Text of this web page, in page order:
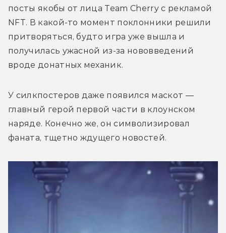
посты якобы от лица Team Cherry с рекламой
NFT. В какой-то момент поклонники решили
притворяться, будто игра уже вышла и
получилась ужасной из-за нововведений
вроде донатных механик.
У силкпостеров даже появился маскот —
главный герой первой части в клоунском
наряде. Конечно же, он символизировал
фаната, тщетно ждущего новостей.